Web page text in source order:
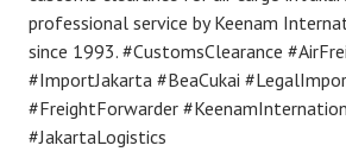
professional service by Keenam
since 1993. #CustomsClearance
#ImportJakarta #BeaCukai
#FreightForwarder
#JakartaLogistics